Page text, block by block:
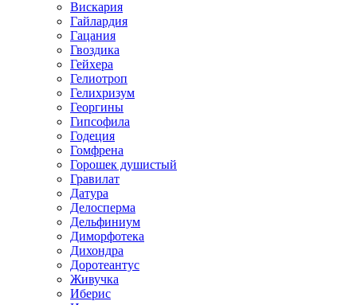
Вискария
Гайлардия
Гацания
Гвоздика
Гейхера
Гелиотроп
Гелихризум
Георгины
Гипсофила
Годеция
Гомфрена
Горошек душистый
Гравилат
Датура
Делосперма
Дельфиниум
Диморфотека
Дихондра
Доротеантус
Живучка
Иберис